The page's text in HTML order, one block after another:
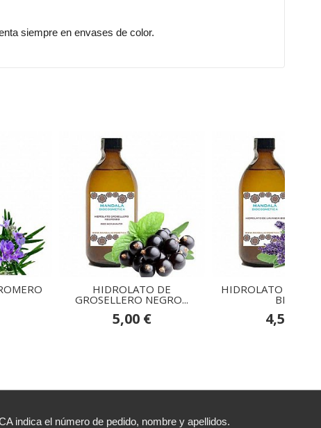
siempre en envases de color.
HIDROLATO DE
GROSELLERO NEGRO...
5,00 €
HIDROLATO DE
BIO
4,50 €
indica el número de pedido, nombre y apellidos.